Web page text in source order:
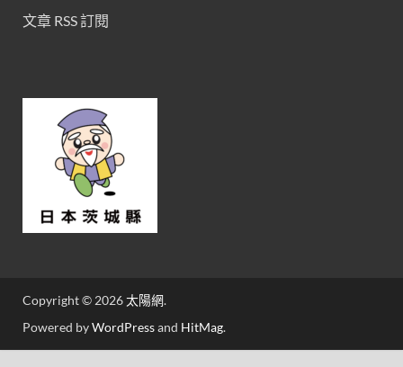
文章 RSS 訂閱
Copyright © 2026太陽網.
Powered byWordPressand HitMag.